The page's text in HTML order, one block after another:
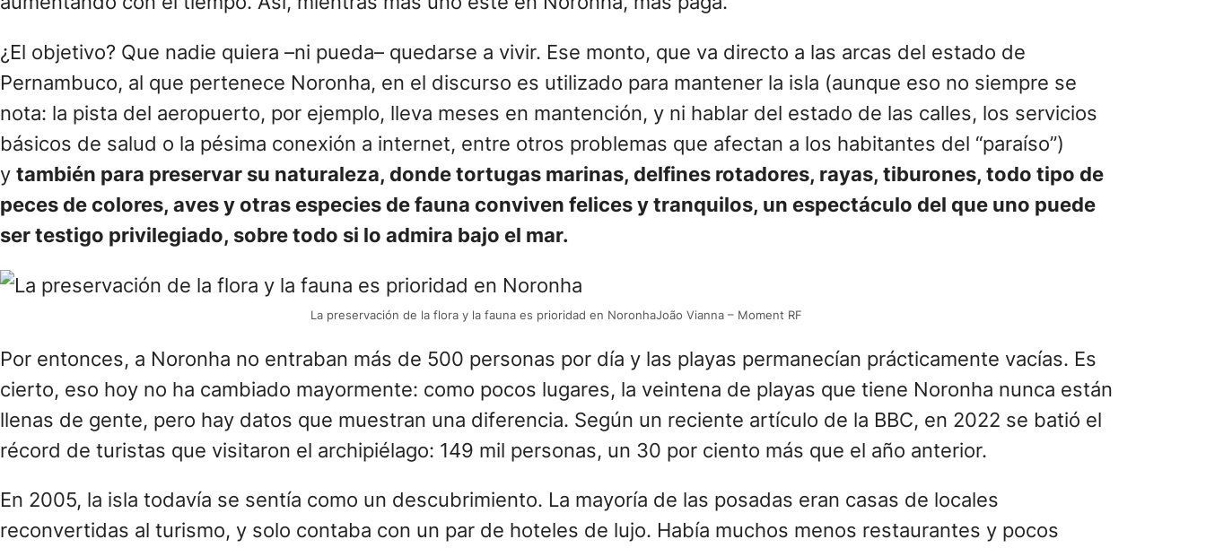
¿El objetivo? Que nadie quiera –ni pueda– quedarse a vivir. Ese monto, que va directo a las arcas del estado de
Pernambuco, al que pertenece Noronha, en el discurso es utilizado para mantener la isla (aunque eso no siempre se
nota: la pista del aeropuerto, por ejemplo, lleva meses en mantención, y ni hablar del estado de las calles, los servicios
básicos de salud o la pésima conexión a internet, entre otros problemas que afectan a los habitantes del “paraíso”)
y también para preservar su naturaleza, donde tortugas marinas, delfines rotadores, rayas, tiburones, todo tipo de
peces de colores, aves y otras especies de fauna conviven felices y tranquilos, un espectáculo del que uno puede
ser testigo privilegiado, sobre todo si lo admira bajo el mar.
La preservación de la flora y la fauna es prioridad en NoronhaJoão Vianna – Moment RF
Por entonces, a Noronha no entraban más de 500 personas por día y las playas permanecían prácticamente vacías. Es
cierto, eso hoy no ha cambiado mayormente: como pocos lugares, la veintena de playas que tiene Noronha nunca están
llenas de gente, pero hay datos que muestran una diferencia. Según un reciente artículo de la BBC, en 2022 se batió el
récord de turistas que visitaron el archipiélago: 149 mil personas, un 30 por ciento más que el año anterior.
En 2005, la isla todavía se sentía como un descubrimiento. La mayoría de las posadas eran casas de locales
reconvertidas al turismo, y solo contaba con un par de hoteles de lujo. Había muchos menos restaurantes y pocos